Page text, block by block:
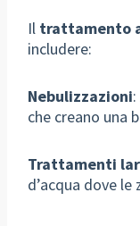
Il trattamento
includere:
Nebulizzazioni
che creano una
Trattamenti
d’acqua dove